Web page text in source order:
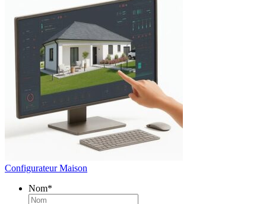
Configurateur Maison
Nom*